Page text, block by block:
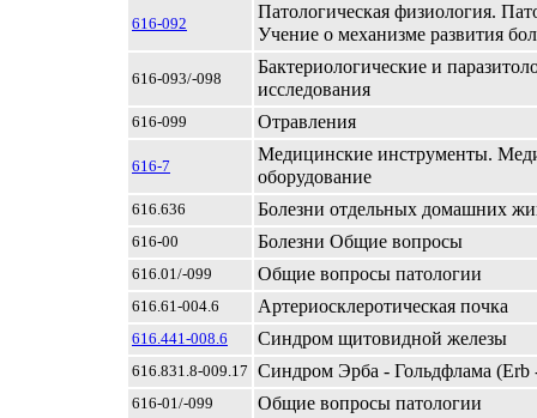
616-092
Патологическая физиология.
Учение о механизме развития
616-093/-098
Бактериологические и
исследования
616-099 Отравления
616-7
Медицинские инструменты.
оборудование
616.636 Болезни отдельных домашних
616-00 Болезни Общие вопросы
616.01/-099 Общие вопросы патологии
616.61-004.6 Артериосклеротическая почка
616.441-008.6 Синдром щитовидной железы
616.831.8-009.17 Синдром Эрба - Гольдфлама (Erb
616-01/-099 Общие вопросы патологии